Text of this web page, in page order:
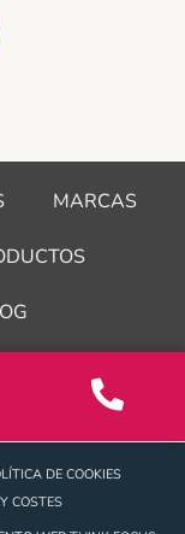
MARCAS
DE COOKIES
COSTES